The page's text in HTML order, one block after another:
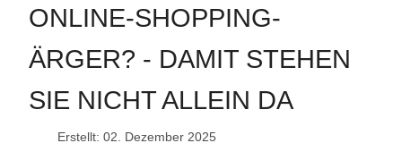
ONLINE-SHOPPING-
ÄRGER? - DAMIT STEHEN
SIE NICHT ALLEIN DA
Erstellt: 02. Dezember 2025